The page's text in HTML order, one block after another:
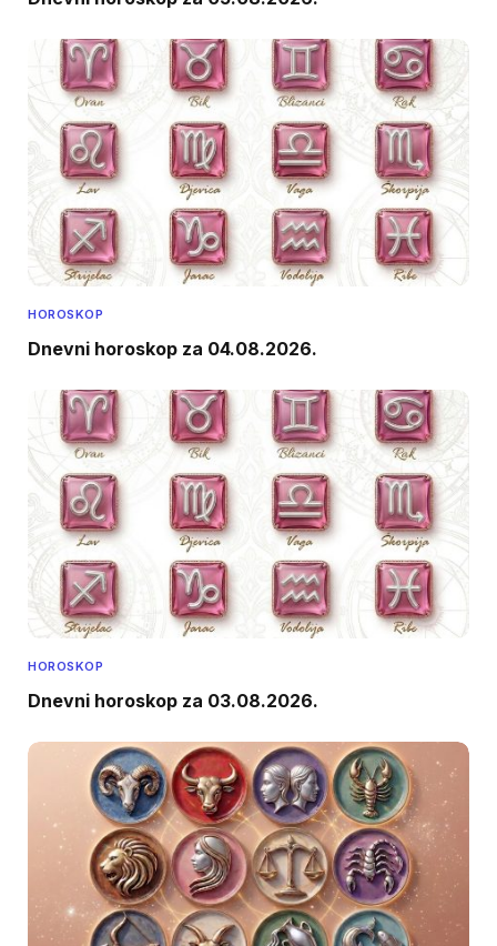
HOROSKOP
Dnevni horoskop za 04.08.2026.
HOROSKOP
Dnevni horoskop za 03.08.2026.